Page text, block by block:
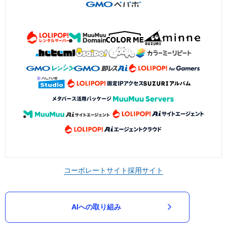
コーポレートサイト採用サイト
AIへの取り組み